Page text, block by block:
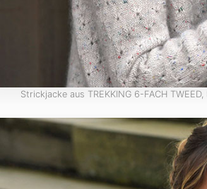
Strickjacke aus TREKKING 6-FACH